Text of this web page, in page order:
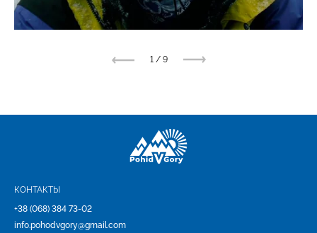
1/ 9
КОНТАКТЫ
+38 (068) 384 73-02
info.pohodvgory@gmail.com